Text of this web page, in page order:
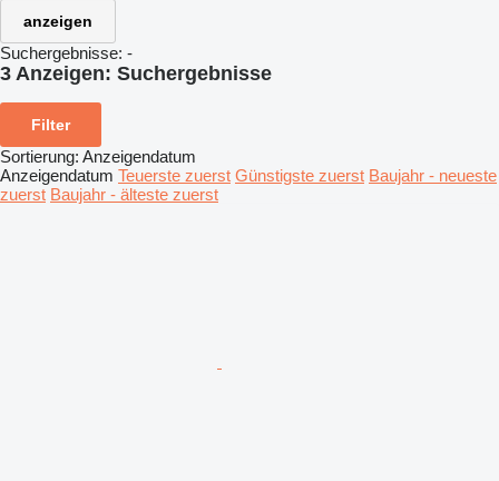
anzeigen
Suchergebnisse: -
3 Anzeigen: Suchergebnisse
Filter
Sortierung: Anzeigendatum
Anzeigendatum Teuerste zuerst Günstigste zuerst Baujahr - neueste
zuerst Baujahr - älteste zuerst